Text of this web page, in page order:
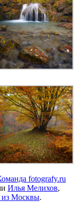
fotografy.ru
Илья Мелихов,
из Москвы.